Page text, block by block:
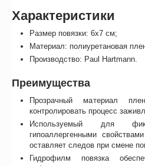
Характеристики
Размер повязки: 6х7 см;
Материал: полиуретановая
Производство: Paul Hartmann.
Преимущества
Прозрачный материал
контролировать процесс
Используемый для
гипоаллергенными
оставляет следов при смене
Гидрофилм повязка